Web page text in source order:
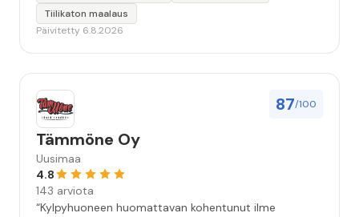
hyvä, yhteydenpito erinomaista, jälkityöt tehtiin
huolellisesti. Suosittelen. Erityiskiitos itse maalareille:
Tiilikaton maalaus
Päivitetty 6.8.2026
87/100
Tämmöne Oy
Uusimaa
4.8
143 arviota
“Kylpyhuoneen huomattavan kohentunut ilme